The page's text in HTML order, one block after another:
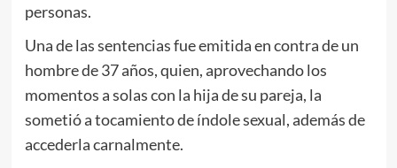
personas.
Una de las sentencias fue emitida en contra de un
hombre de 37 años, quien, aprovechando los
momentos a solas con la hija de su pareja, la
sometió a tocamiento de índole sexual, además de
accederla carnalmente.